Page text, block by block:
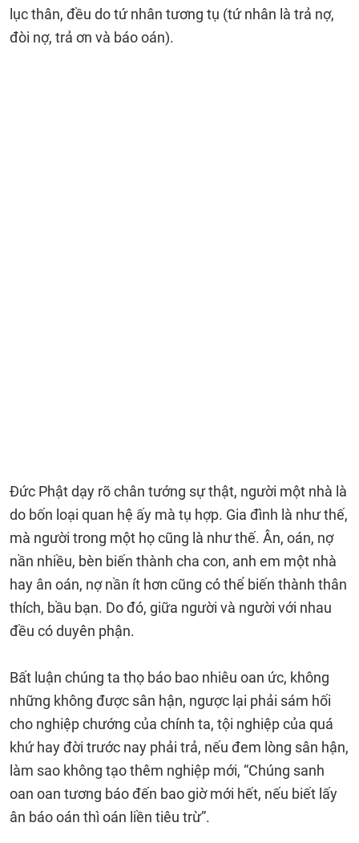
lục thân, đều do tứ nhân tương tụ (tứ nhân là trả nợ,
đòi nợ, trả ơn và báo oán).
Đức Phật dạy rõ chân tướng sự thật, người một nhà là
do bốn loại quan hệ ấy mà tụ hợp. Gia đình là như thế,
mà người trong một họ cũng là như thế. Ân, oán, nợ
nần nhiều, bèn biến thành cha con, anh em một nhà
hay ân oán, nợ nần ít hơn cũng có thể biến thành thân
thích, bầu bạn. Do đó, giữa người và người với nhau
đều có duyên phận.
Bất luận chúng ta thọ báo bao nhiêu oan ức, không
những không được sân hận, ngược lại phải sám hối
cho nghiệp chướng của chính ta, tội nghiệp của quá
khứ hay đời trước nay phải trả, nếu đem lòng sân hận,
làm sao không tạo thêm nghiệp mới, “Chúng sanh
oan oan tương báo đến bao giờ mới hết, nếu biết lấy
ân báo oán thì oán liền tiêu trừ”.